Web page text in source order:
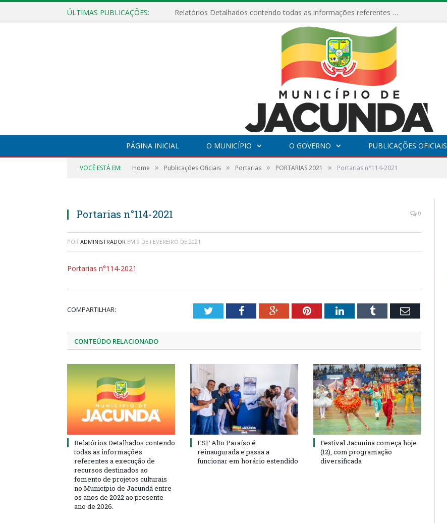
ÚLTIMAS PUBLICAÇÕES: Relatórios Detalhados contendo todas as informações referentes a execução de recursos destinados ao fomento de projetos culturais no Município de Jacundá entre os anos de 2022 ao presente ano de 2026.
PÁGINA INICIAL O MUNICÍPIO O GOVERNO PUBLICAÇÕES OFICIAIS
VOCÊ ESTÁ EM: Home » Publicações Oficiais » Portarias » PORTARIAS 2021 » Portarias n°114-2021
Portarias n°114-2021 0
POR ADMINISTRADOR EM 9 DE FEVEREIRO DE 2021
Portarias n°114-2021
COMPARTILHAR: TwitterFacebookGoogle+PinterestLinkedInTumblr Email
CONTEÚDO RELACIONADO
Relatórios Detalhados contendo
todas as informações
referentes a execução de
recursos destinados ao
fomento de projetos culturais
no Município de Jacundá entre
os anos de 2022 ao presente
ano de 2026.
ESF Alto Paraíso é
reinaugurada e passa a
funcionar em horário estendido
Festival Jacunina começa hoje
(12), com programação
diversificada